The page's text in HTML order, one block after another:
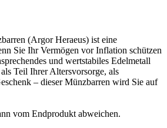
(Argor Heraeus) ist eine
Sie Ihr Vermögen vor Inflation schützen
und wertstabiles Edelmetall
Teil Ihrer Altersvorsorge, als
– dieser Münzbarren wird Sie auf
vom Endprodukt abweichen.